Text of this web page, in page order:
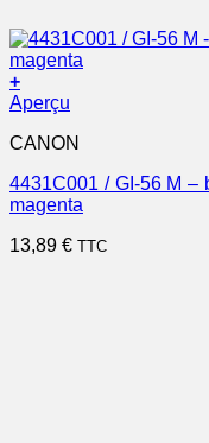
+
Aperçu
CANON
4431C001 / GI-56 M –
magenta
13,89 € TTC